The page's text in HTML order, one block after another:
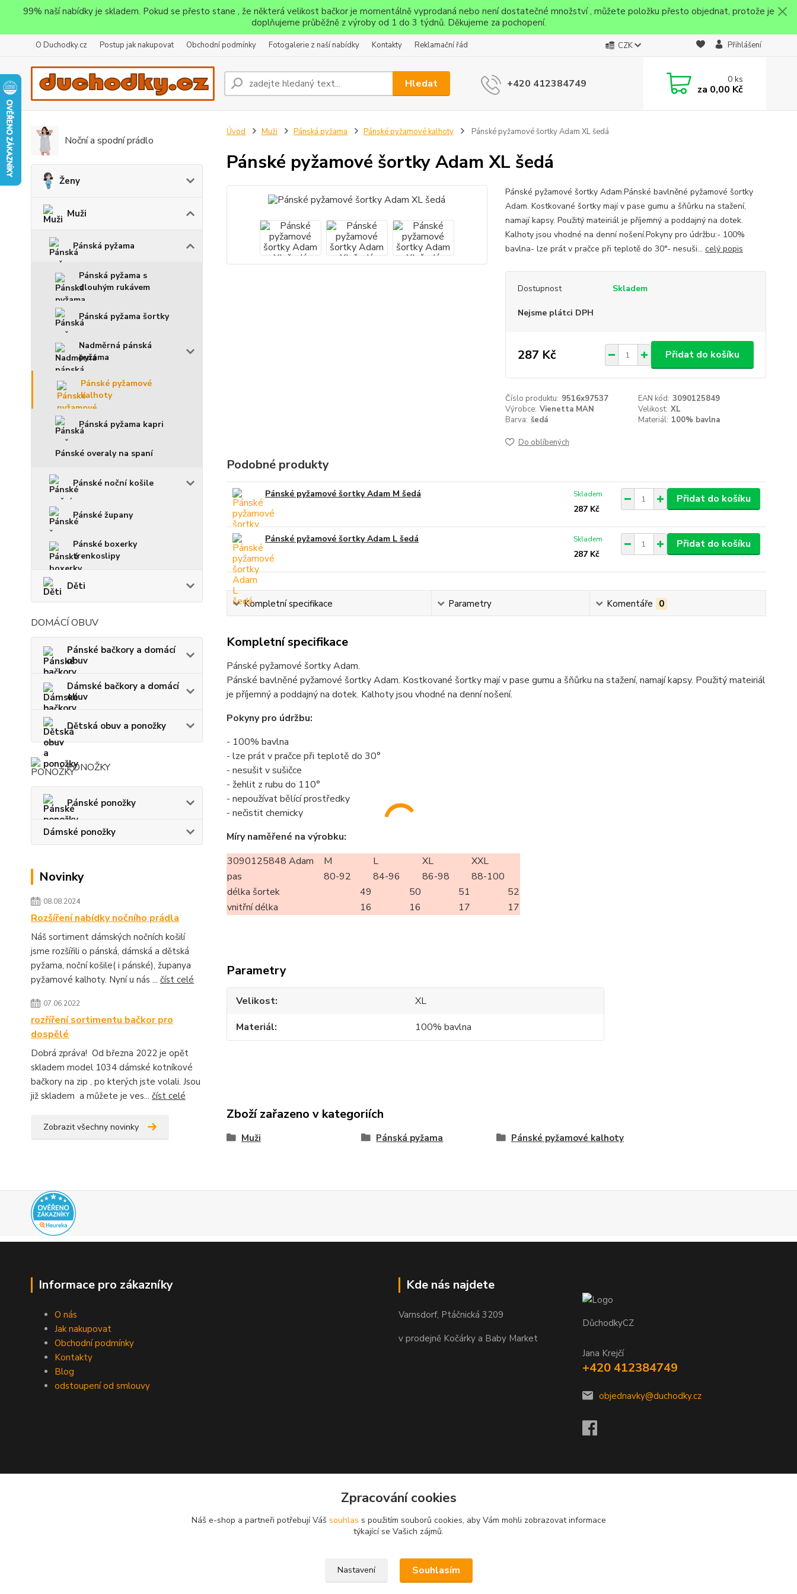
99% naší nabídky je skladem. Pokud se přesto stane , že některá velikost bačkor je momentálně vyprodaná nebo není dostatečné množství , můžete položku přesto objednat, protože je
doplňujeme průběžně z výroby od 1 do 3 týdnů. Děkujeme za pochopení.
O Duchodky.cz Postup jak nakupovat Obchodní podmínky Fotogalerie z naší nabídky Kontakty Reklamační řád CZK Přihlášení
Hledat +420 412384749 0ks
za 0,00 Kč
Noční a spodní prádlo
Ženy
Muži
Pánská pyžama
Pánská pyžama s
dlouhým rukávem
Pánská pyžama šortky
Nadměrná pánská
pyžama
Pánské pyžamové
kalhoty
Pánská pyžama kapri
Pánské overaly na spaní
Pánské noční košile
Pánské župany
Pánské boxerky
trenkoslipy
Děti
DOMÁCÍ OBUV
Pánské bačkory a domácí
obuv
Dámské bačkory a domácí
obuv
Dětská obuv a ponožky
PONOŽKY
Pánské ponožky
Dámské ponožky
Novinky
08.08.2024
Rozšíření nabídky nočního prádla
Náš sortiment dámských nočních košilí
jsme rozšířili o pánská, dámská a dětská
pyžama, noční košile( i pánské), županya
pyžamové kalhoty. Nyní u nás ... číst celé
07.06.2022
rozříření sortimentu bačkor pro
dospělé
Dobrá zpráva! Od března 2022 je opět
skladem model 1034 dámské kotníkové
bačkory na zip , po kterých jste volali. Jsou
již skladem a můžete je ves... číst celé
Zobrazit všechny novinky
Úvod Muži Pánská pyžama Pánské pyžamové kalhoty Pánské pyžamové šortky Adam XL šedá
Pánské pyžamové šortky Adam XL šedá
Pánské pyžamové šortky Adam.Pánské bavlněné pyžamové šortky
Adam. Kostkované šortky mají v pase gumu a šňůrku na stažení,
namají kapsy. Použitý mateiriál je příjemný a poddajný na dotek.
Kalhoty jsou vhodné na denní nošení.Pokyny pro údržbu:- 100%
bavlna- lze prát v pračce při teplotě do 30°- nesuši... celý popis
Dostupnost Skladem
Nejsme plátci DPH
287 Kč Přidat do košíku
Číslo produktu: 9516x97537 EAN kód: 3090125849
Výrobce: Vienetta MAN Velikost: XL
Barva: šedá Materiál: 100% bavlna
Do oblíbených
Podobné produkty
Pánské pyžamové šortky Adam M šedá
287 Kč
Skladem Přidat do košíku
Pánské pyžamové šortky Adam L šedá
287 Kč
Skladem Přidat do košíku
Kompletní specifikace Parametry Komentáře 0
Kompletní specifikace
Pánské pyžamové šortky Adam.
Pánské bavlněné pyžamové šortky Adam. Kostkované šortky mají v pase gumu a šňůrku na stažení, namají kapsy. Použitý mateiriál
je příjemný a poddajný na dotek. Kalhoty jsou vhodné na denní nošení.
Pokyny pro údržbu:
- 100% bavlna
- lze prát v pračce při teplotě do 30°
- nesušit v sušičce
- žehlit z rubu do 110°
- nepoužívat bělící prostředky
- nečistit chemicky
Míry naměřené na výrobku:
3090125848 Adam
M L XL
XXL
pas
80-92 84-96 86-98
88-100
délka šortek
49 50 51
52
vnitřní délka
16 16 17 17
Parametry
Velikost
XL
Materiál
100% bavlna
Zboží zařazeno v kategoriích
Muži Pánská pyžama Pánské pyžamové kalhoty
Informace pro zákazníky
O nás
Jak nakupovat
Obchodní podmínky
Kontakty
Blog
odstoupení od smlouvy
Kde nás najdete
Varnsdorf, Ptáčnická 3209
v prodejně Kočárky a Baby Market
DůchodkyCZ
Jana Krejčí
+420 412384749
objednavky@duchodky.cz
Zpracování cookies
Náš e-shop a partneři potřebují Váš souhlas s použitím souborů cookies, aby Vám mohli zobrazovat informace
týkající se Vašich zájmů.
Nastavení Souhlasím